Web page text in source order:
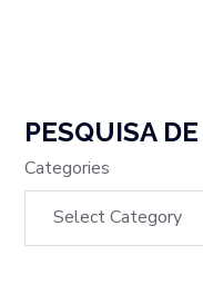
PESQUISA
Categories